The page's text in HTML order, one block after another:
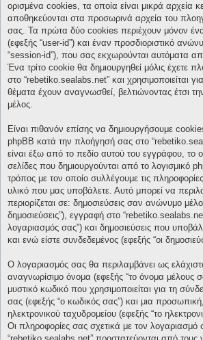
ορισμένα cookies, τα οποία είναι μικρά αρχεία
αποθηκεύονται στα προσωρινά αρχεία του
σας. Τα πρώτα δύο cookies περιέχουν μόνον ένα
(εφεξής “user-id”) και έναν προσδιοριστικό
“session-id”), που σας εκχωρούνται αυτόματα
Ένα τρίτο cookie θα δημιουργηθεί μόλις έχετε
στο “rebetiko.sealabs.net” και χρησιμοποιείται
θέματα έχουν αναγνωσθεί, βελτιώνοντας έτσι
μέλος.
Είναι πιθανόν επίσης να δημιουργήσουμε
phpBB κατά την πλοήγησή σας στο
είναι έξω από το πεδίο αυτού του εγγράφου, το
σελίδες που δημιουργούνται από το λογισμικό
τρόπος με τον οποίο συλλέγουμε τις
υλικό που μας υποβάλετε. Αυτό μπορεί να
περιορίζεται σε: δημοσιεύσεις σαν ανώνυμο
δημοσιεύσεις”), εγγραφή στο
λογαριασμός σας”) και δημοσιεύσεις που
και ενώ είστε συνδεδεμένος (εφεξής “οι
Ο λογαριασμός σας θα περιλαμβάνει ως
αναγνωρίσιμο όνομα (εφεξής “το όνομα μέλους
μυστικό κωδικό που χρησιμοποιείται για τη
σας (εφεξής “ο κωδικός σας”) και μια
ηλεκτρονικού ταχυδρομείου (εφεξής “το
Οι πληροφορίες σας σχετικά με τον λογαριασμό